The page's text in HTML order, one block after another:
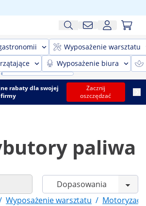
Wyposażenie warsztatu
Wyposażenie biura
rabaty dla swojej
firmy
Zacznij
oszczędzać
paliwa
Wyposażenie warsztatu /